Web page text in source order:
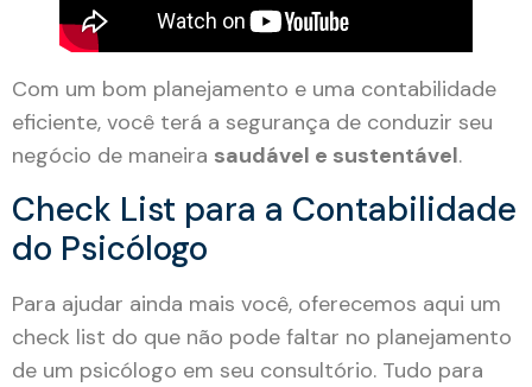
Com um bom planejamento e uma contabilidade
eficiente, você terá a segurança de conduzir seu
negócio de maneira saudável e sustentável.
Check List para a Contabilidade
do Psicólogo
Para ajudar ainda mais você, oferecemos aqui um
check list do que não pode faltar no planejamento
de um psicólogo em seu consultório. Tudo para